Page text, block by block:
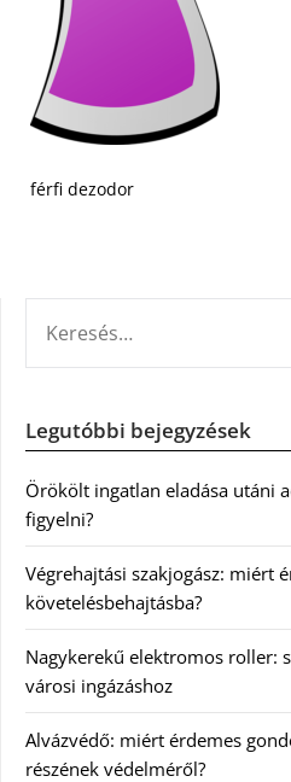
férfi dezodor
Legutóbbi bejegyzések
Örökölt ingatlan eladása utáni
figyelni?
Végrehajtási szakjogász: miért
követelésbehajtásba?
Nagykerekű elektromos roller:
városi ingázáshoz
Alvázvédő: miért érdemes
részének védelméről?